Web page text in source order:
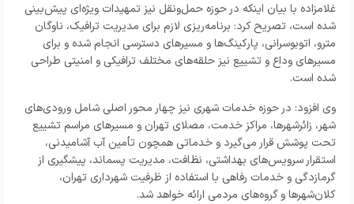
غلامزاده با بیان اینکه در حوزه حمل‌ونقل نیز تمهیدات ویژه‌ای پیش‌بینی
شده است، تصریح کرد: برنامه‌ریزی لازم برای مدیریت ترافیک، ناوگان
مترو، اتوبوسرانی، پارکینگ‌ها و مسیرهای دسترسی انجام شده و برای
مسیرهای وداع و تشییع نیز حلقه‌های مختلف ترافیکی و امنیتی طراحی
شده است.
وی افزود: در حوزه خدمات شهری نیز چهار محور اصلی شامل ورودی‌های
شهر، زائرشهرها، مراکز خدمت، مصلای تهران و مسیرهای مراسم تشییع
تحت پوشش قرار می‌گیرد و خدماتی همچون تأمین آب آشامیدنی،
استقرار سرویس‌های بهداشتی، نظافت، مدیریت پسماند، پیشگیری از
گرمازدگی و خدمات رفاهی با استفاده از ظرفیت شهرداری تهران،
کلان‌شهرها و گروه‌های مردمی ارائه خواهد شد.